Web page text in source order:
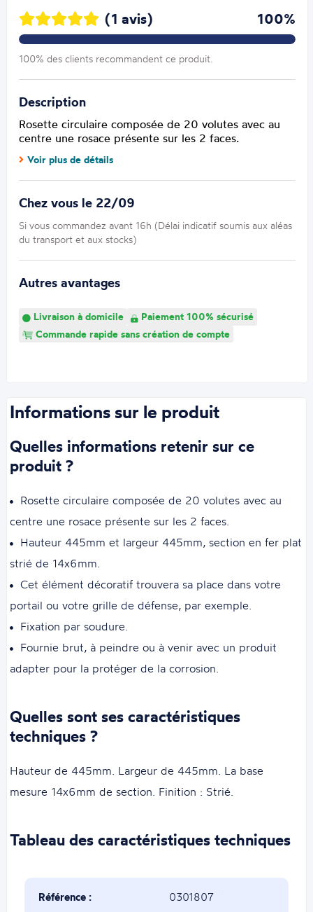
(1 avis) 100%
100% des clients recommandent ce produit.
Description
Rosette circulaire composée de 20 volutes avec au
centre une rosace présente sur les 2 faces.
Voir plus de détails
Chez vous le 22/09
Si vous commandez avant 16h (Délai indicatif soumis aux aléas
du transport et aux stocks)
Autres avantages
Livraison à domicile
Paiement 100% sécurisé
Commande rapide sans création de compte
Informations sur le produit
Quelles informations retenir sur ce
produit ?
Rosette circulaire composée de 20 volutes avec au
centre une rosace présente sur les 2 faces.
Hauteur 445mm et largeur 445mm, section en fer plat
strié de 14x6mm.
Cet élément décoratif trouvera sa place dans votre
portail ou votre grille de défense, par exemple.
Fixation par soudure.
Fournie brut, à peindre ou à venir avec un produit
adapter pour la protéger de la corrosion.
Quelles sont ses caractéristiques
techniques ?
Hauteur de 445mm. Largeur de 445mm. La base
mesure 14x6mm de section. Finition : Strié.
Tableau des caractéristiques techniques
Référence : 0301807